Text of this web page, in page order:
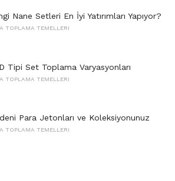
Nane Setleri En İyi Yatırımları Yapıyor?
TOPLAMA TEMELLERI
Tipi Set Toplama Varyasyonları
TOPLAMA TEMELLERI
Para Jetonları ve Koleksiyonunuz
TOPLAMA TEMELLERI